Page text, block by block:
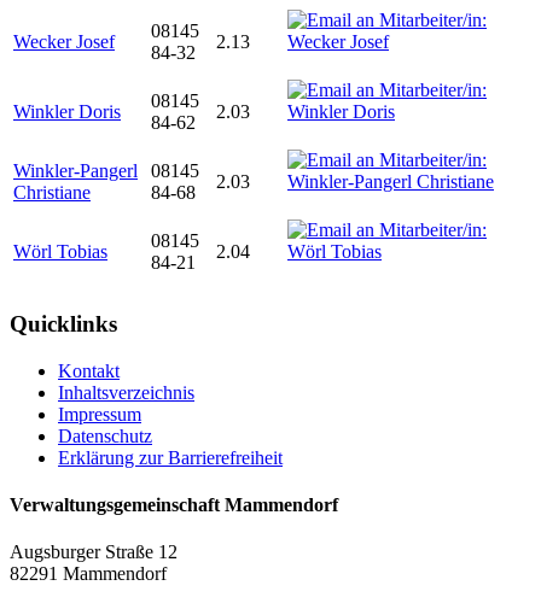
Wecker Josef
08145
84-32
2.13
Winkler Doris
08145
84-62
2.03
Winkler-Pangerl
Christiane
08145
84-68
2.03
Wörl Tobias
08145
84-21
2.04
Quicklinks
Kontakt
Inhaltsverzeichnis
Impressum
Datenschutz
Erklärung zur Barrierefreiheit
Verwaltungsgemeinschaft Mammendorf
Augsburger Straße 12
82291 Mammendorf